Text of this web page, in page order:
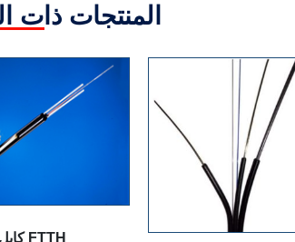
المنتجات ذات
كابل مجاري FTTH